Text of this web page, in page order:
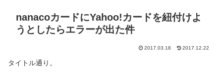
nanacoカードにYahoo!カードを紐付けよ
うとしたらエラーが出た件
2017.03.18 2017.12.22
タイトル通り。